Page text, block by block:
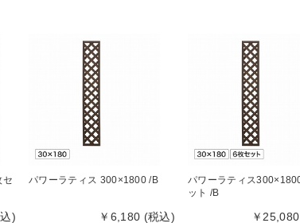
セ
)
パワーラティス 300×1800 /B
￥6,180 (税込)
パワーラティス
ット /B
￥